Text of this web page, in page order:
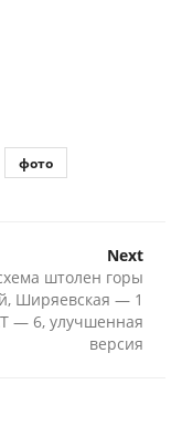
фото
Next
штолен горы
Ширяевская — 1
— 6, улучшенная
версия